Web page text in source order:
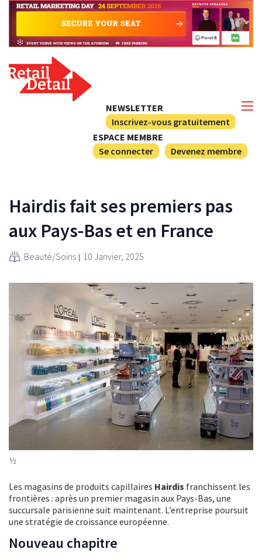
NEWSLETTER
Inscrivez-vous gratuitement
ESPACE MEMBRE
Se connecter
Devenez membre
Hairdis fait ses premiers pas
aux Pays-Bas et en France
Beauté/Soins 10 Janvier, 2025
½
Les magasins de produits capillaires Hairdis franchissent les
frontières : après un premier magasin aux Pays-Bas, une
succursale parisienne suit maintenant. L’entreprise poursuit
une stratégie de croissance européenne.
Nouveau chapitre